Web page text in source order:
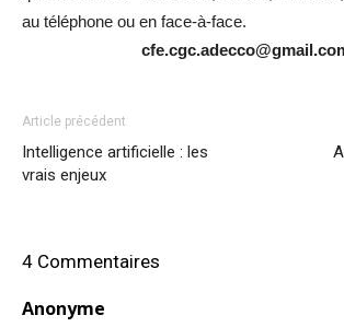
au téléphone ou en face-à-face.
Article précédent
Intelligence artificielle : les
vrais enjeux
4 Commentaires
Anonyme